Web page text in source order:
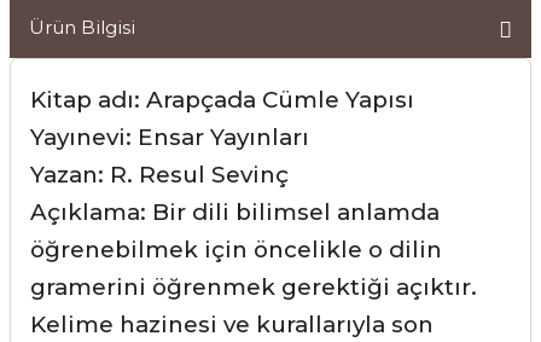
Ürün Bilgisi
Kitap adı: Arapçada Cümle Yapısı
Yayınevi: Ensar Yayınları
Yazan: R. Resul Sevinç
Açıklama: Bir dili bilimsel anlamda
öğrenebilmek için öncelikle o dilin
gramerini öğrenmek gerektiği açıktır.
Kelime hazinesi ve kurallarıyla son